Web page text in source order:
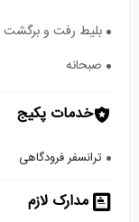
بلیط رفت و برگشت
صبحانه
خدمات پکیج
ترانسفر فرودگاهی
مدارک لازم